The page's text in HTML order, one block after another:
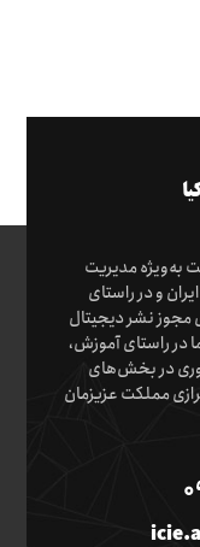
به‌ویژه مدیریت
و در راستای
مجوز نشر دیجیتال
در راستای آموزش،
در بخش‌های
مملکت عزیزمان